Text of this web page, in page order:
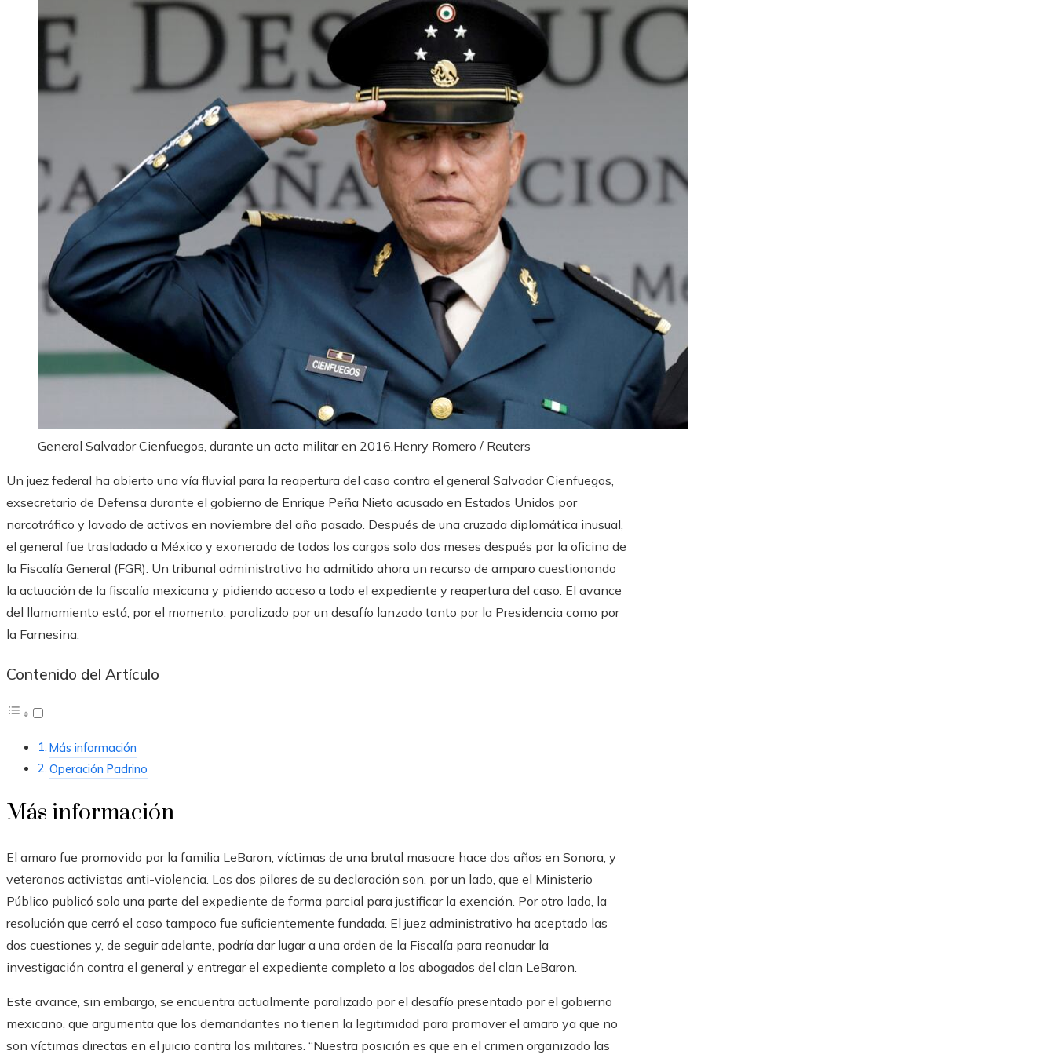
General Salvador Cienfuegos, durante un acto militar en 2016.Henry Romero / Reuters
Un juez federal ha abierto una vía fluvial para la reapertura del caso contra el general Salvador Cienfuegos,
exsecretario de Defensa durante el gobierno de Enrique Peña Nieto acusado en Estados Unidos por
narcotráfico y lavado de activos en noviembre del año pasado. Después de una cruzada diplomática inusual,
el general fue trasladado a México y exonerado de todos los cargos solo dos meses después por la oficina de
la Fiscalía General (FGR). Un tribunal administrativo ha admitido ahora un recurso de amparo cuestionando
la actuación de la fiscalía mexicana y pidiendo acceso a todo el expediente y reapertura del caso. El avance
del llamamiento está, por el momento, paralizado por un desafío lanzado tanto por la Presidencia como por
la Farnesina.
Contenido del Artículo
Más información
Operación Padrino
Más información
El amaro fue promovido por la familia LeBaron, víctimas de una brutal masacre hace dos años en Sonora, y
veteranos activistas anti-violencia. Los dos pilares de su declaración son, por un lado, que el Ministerio
Público publicó solo una parte del expediente de forma parcial para justificar la exención. Por otro lado, la
resolución que cerró el caso tampoco fue suficientemente fundada. El juez administrativo ha aceptado las
dos cuestiones y, de seguir adelante, podría dar lugar a una orden de la Fiscalía para reanudar la
investigación contra el general y entregar el expediente completo a los abogados del clan LeBaron.
Este avance, sin embargo, se encuentra actualmente paralizado por el desafío presentado por el gobierno
mexicano, que argumenta que los demandantes no tienen la legitimidad para promover el amaro ya que no
son víctimas directas en el juicio contra los militares. “Nuestra posición es que en el crimen organizado las